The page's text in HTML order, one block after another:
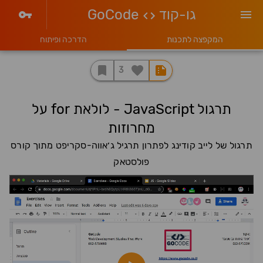
גו-קוד GoCode
המקפצה לתכנות הדרכה ופיתוח
3
תרגול JavaScript - לולאת for על
מחרוזות
תרגול של לייב קודינג לפתרון תרגיל ג׳אווה-סקריפט מתוך קורס
פולסטאק